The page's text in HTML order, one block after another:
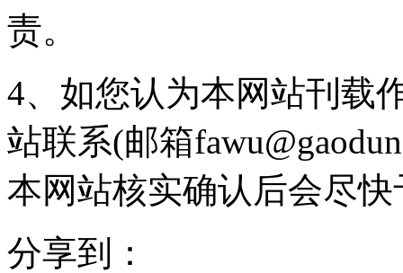
责。
4、如您认为本网站刊载
站联系(邮箱
本网站核实确认后会尽
分享到：